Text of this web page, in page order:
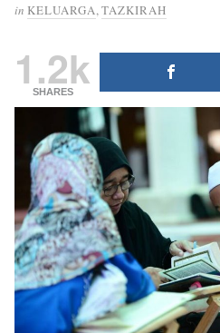
in KELUARGA,TAZKIRAH
1.2k
SHARES